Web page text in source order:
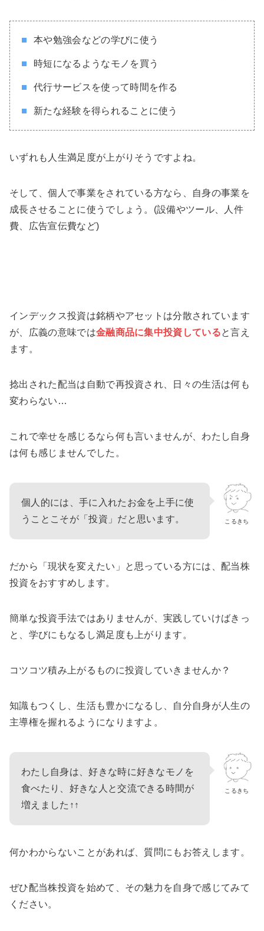
本や勉強会などの学びに使う
時短になるようなモノを買う
代行サービスを使って時間を作る
新たな経験を得られることに使う
いずれも人生満足度が上がりそうですよね。
そして、個人で事業をされている方なら、自身の事業を
成長させることに使うでしょう。(設備やツール、人件
費、広告宣伝費など)
インデックス投資は銘柄やアセットは分散されています
が、広義の意味では金融商品に集中投資していると言え
ます。
捻出された配当は自動で再投資され、日々の生活は何も
変わらない…
これで幸せを感じるなら何も言いませんが、わたし自身
は何も感じませんでした。
こるきち
個人的には、手に入れたお金を上手に使
うことこそが「投資」だと思います。
だから「現状を変えたい」と思っている方には、配当株
投資をおすすめします。
簡単な投資手法ではありませんが、実践していけばきっ
と、学びにもなるし満足度も上がります。
コツコツ積み上がるものに投資していきませんか？
知識もつくし、生活も豊かになるし、自分自身が人生の
主導権を握れるようになりますよ。
こるきち
わたし自身は、好きな時に好きなモノを
食べたり、好きな人と交流できる時間が
増えました↑↑
何かわからないことがあれば、質問にもお答えします。
ぜひ配当株投資を始めて、その魅力を自身で感じてみて
ください。